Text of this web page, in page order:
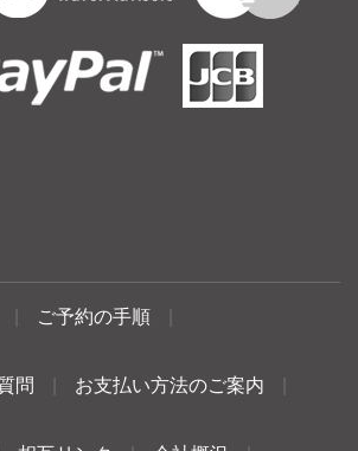
ご予約の手順
問 お支払い方法のご案内